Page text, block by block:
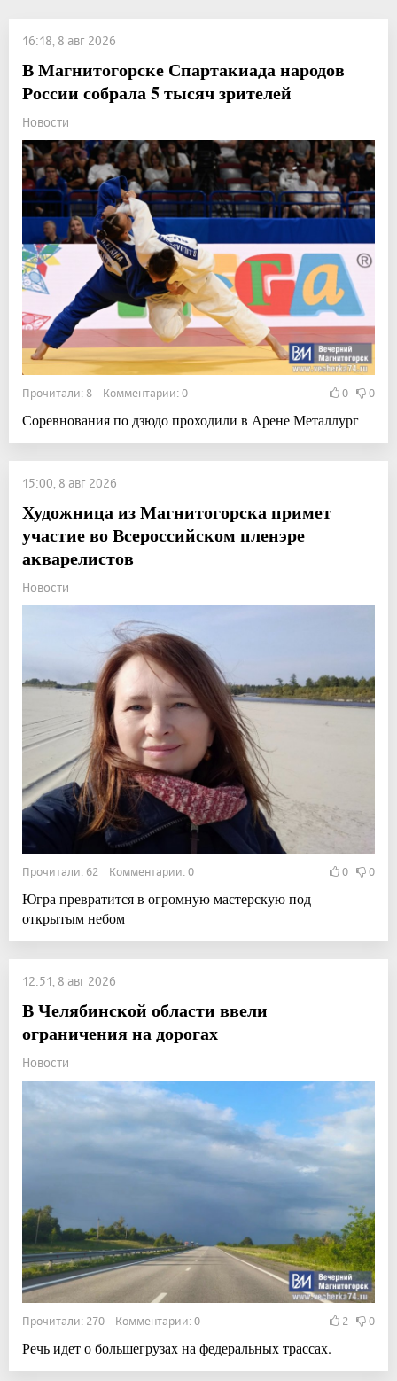
16:18, 8 авг 2026
В Магнитогорске Спартакиада народов
России собрала 5 тысяч зрителей
Новости
Прочитали: 8 Комментарии: 0 0 0
Соревнования по дзюдо проходили в Арене Металлург
15:00, 8 авг 2026
Художница из Магнитогорска примет
участие во Всероссийском пленэре
акварелистов
Новости
Прочитали: 62 Комментарии: 0 0 0
Югра превратится в огромную мастерскую под
открытым небом
12:51, 8 авг 2026
В Челябинской области ввели
ограничения на дорогах
Новости
Прочитали: 270 Комментарии: 0 2 0
Речь идет о большегрузах на федеральных трассах.